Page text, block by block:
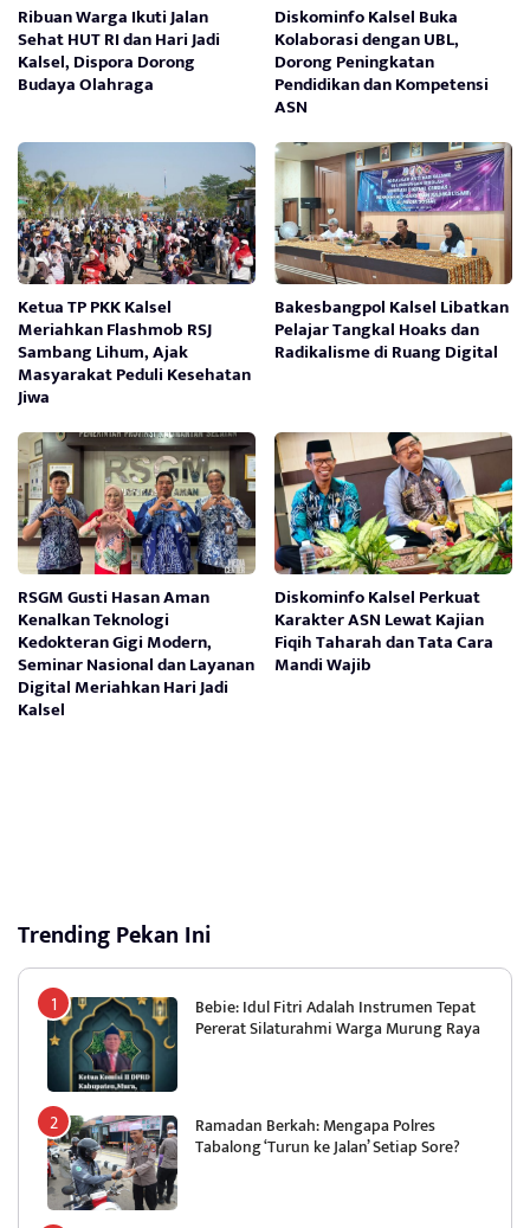
Ribuan Warga Ikuti Jalan
Sehat HUT RI dan Hari Jadi
Kalsel, Dispora Dorong
Budaya Olahraga
Diskominfo Kalsel Buka
Kolaborasi dengan UBL,
Dorong Peningkatan
Pendidikan dan Kompetensi
ASN
Ketua TP PKK Kalsel
Meriahkan Flashmob RSJ
Sambang Lihum, Ajak
Masyarakat Peduli Kesehatan
Jiwa
Bakesbangpol Kalsel Libatkan
Pelajar Tangkal Hoaks dan
Radikalisme di Ruang Digital
RSGM Gusti Hasan Aman
Kenalkan Teknologi
Kedokteran Gigi Modern,
Seminar Nasional dan Layanan
Digital Meriahkan Hari Jadi
Kalsel
Diskominfo Kalsel Perkuat
Karakter ASN Lewat Kajian
Fiqih Taharah dan Tata Cara
Mandi Wajib
Trending Pekan Ini
Bebie: Idul Fitri Adalah Instrumen Tepat
Pererat Silaturahmi Warga Murung Raya
Ramadan Berkah: Mengapa Polres
Tabalong ‘Turun ke Jalan’ Setiap Sore?